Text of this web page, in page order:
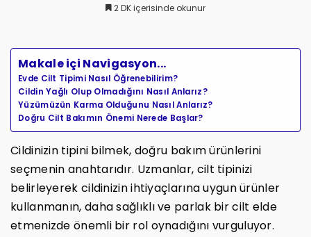
2 DK içerisinde okunur
Makale içi Navigasyon...
Evde Cilt Tipimi Nasıl Öğrenebilirim?
Cildin Yağlı Olup Olmadığını Nasıl Anlarız?
Yüzümüzün Karma Olduğunu Nasıl Anlarız?
Doğru Cilt Bakımın Önemi Nerede Başlar?
Cildinizin tipini bilmek, doğru bakım ürünlerini
seçmenin anahtarıdır. Uzmanlar, cilt tipinizi
belirleyerek cildinizin ihtiyaçlarına uygun ürünler
kullanmanın, daha sağlıklı ve parlak bir cilt elde
etmenizde önemli bir rol oynadığını vurguluyor.